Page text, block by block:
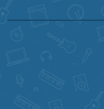
احمد اسلامی
احمد نوریان